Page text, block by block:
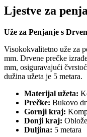
Ljestve za
Uže za Penjanje s
Visokokvalitetno uže za
mm. Drvene prečke
mm, osiguravajući
dužina užeta je 5 metara.
Materijal užeta:
Prečke: Bukovo
Gornji kraj:
Donji kraj:
Duljina: 5 metara